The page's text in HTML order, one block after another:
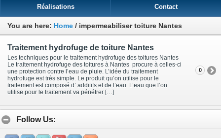
Réalisations Contact
You are here: Home / impermeabiliser toiture Nantes
Traitement hydrofuge de toiture Nantes
Les techniques pour le traitement hydrofuge des toitures Nantes
Le traitement hydrofuge des toitures à Nantes procure à celles-ci
une protection contre l’eau de pluie. L’idée du traitement
hydrofuge est très simple. Le produit qu’on utilise pour le
traitement est composé d’ additifs et de l’eau. L’eau que l’on
utilise pour le traitement va pénétrer […]
0
Follow Us: